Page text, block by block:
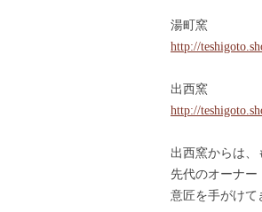
湯町窯
http://
出西窯
http://
出西窯からは、
先代のオーナ
意匠を手がけて